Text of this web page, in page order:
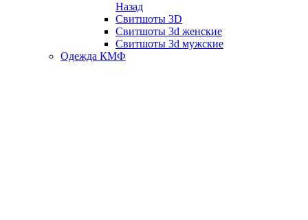
Назад
Свитшоты 3D
Свитшоты 3d женские
Свитшоты 3d мужские
Одежда КМФ